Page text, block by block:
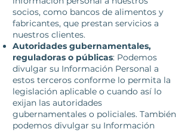
socios, como bancos de alimentos y
fabricantes, que prestan servicios a
nuestros clientes.
Autoridades gubernamentales,
reguladoras o públicas: Podemos
divulgar su Información Personal a
estos terceros conforme lo permita la
legislación aplicable o cuando así lo
exijan las autoridades
gubernamentales o policiales. También
podemos divulgar su Información